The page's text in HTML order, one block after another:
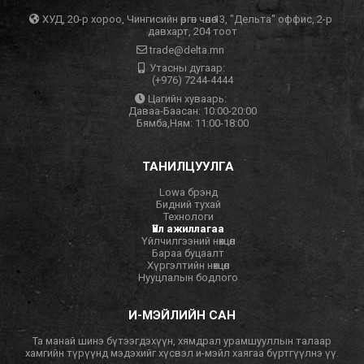
ХУД, 20-р хороо, Чингисийн өргөн чөлөө 13, "Дельта" оффис, 2-р
давхарт, 204 тоот
trade@delta.mn
Утасны дугаар:
(+976) 7244-4444
Цагийн хуваарь:
Даваа-Баасан: 10:00-20:00
Бямба,Ням: 11:00-18:00
ТАНИЛЦУУЛГА
Lowa брэнд
Бидний тухай
Технологи
Үйл ажиллагаа
Үйлчилгээний нөхцөл
Бараа буцаалт
Хүргэлтийн нөхцөл
Нууцлалын бодлого
И-МЭЙЛИЙН САН
Та манай шинэ бүтээгдэхүүн, хямдрал урамшууллын талаар
хамгийн түрүүнд мэдэхийг хүсвэл и-мэйл хаягаа бүртгүүлнэ үү.